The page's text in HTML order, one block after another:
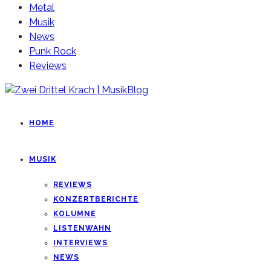
Metal
Musik
News
Punk Rock
Reviews
HOME
MUSIK
REVIEWS
KONZERTBERICHTE
KOLUMNE
LISTENWAHN
INTERVIEWS
NEWS